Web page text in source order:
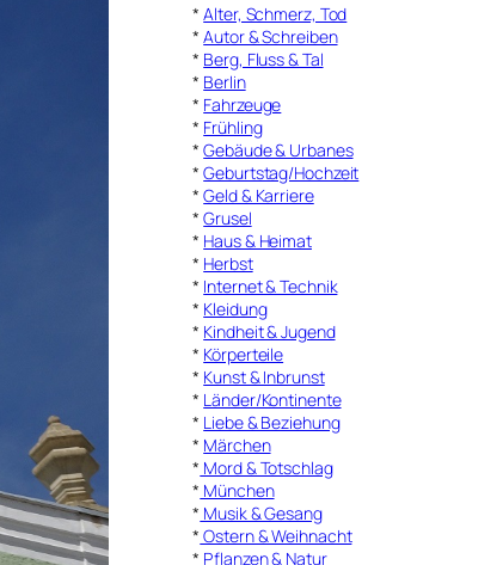
*Alter, Schmerz, Tod
*Autor & Schreiben
* Berg, Fluss & Tal
* Berlin
* Fahrzeuge
* Frühling
*Gebäude & Urbanes
*Geburtstag/Hochzeit
*Geld & Karriere
*Grusel
* Haus & Heimat
* Herbst
* Internet & Technik
* Kleidung
* Kindheit & Jugend
* Körperteile
* Kunst & Inbrunst
* Länder/Kontinente
* Liebe & Beziehung
* Märchen
* Mord & Totschlag
* München
* Musik & Gesang
* Ostern & Weihnacht
* Pflanzen & Natur